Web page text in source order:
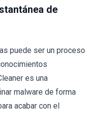
de
puede ser un proceso
es una
malware de forma
acabar con el